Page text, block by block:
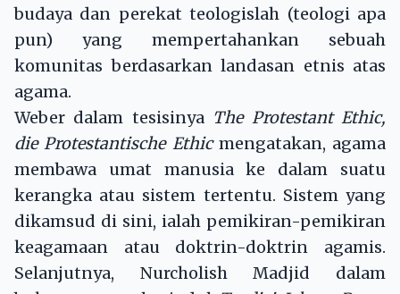
budaya dan perekat teologislah (teologi apa
pun) yang mempertahankan sebuah
komunitas berdasarkan landasan etnis atas
agama.
Weber dalam tesisinya The Protestant Ethic,
die Protestantische Ethicmengatakan, agama
membawa umat manusia ke dalam suatu
kerangka atau sistem tertentu. Sistem yang
dikamsud di sini, ialah pemikiran-pemikiran
keagamaan atau doktrin-doktrin agamis.
Selanjutnya, Nurcholish Madjid dalam